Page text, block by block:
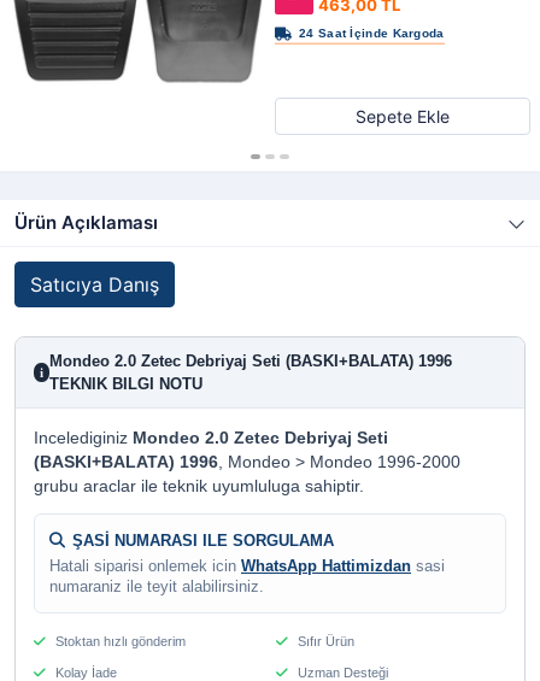
463,00 TL
Sepete Ekle
Ürün Açıklaması
Satıcıya Danış
i
Mondeo 2.0 Zetec Debriyaj Seti (BASKI+BALATA) 1996
TEKNIK BILGI NOTU
Incelediginiz Mondeo 2.0 Zetec Debriyaj Seti
(BASKI+BALATA) 1996, Mondeo > Mondeo 1996-2000
grubu araclar ile teknik uyumluluga sahiptir.
ŞASİ NUMARASI ILE SORGULAMA
Hatali siparisi onlemek icin WhatsApp Hattimizdan sasi
numaraniz ile teyit alabilirsiniz.
Stoktan hızlı gönderim Sıfır Ürün
Kolay İade Uzman Desteği